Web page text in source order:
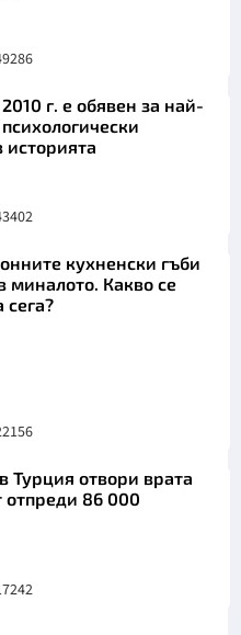
г. е обявен за най-
историята
кухненски гъби
миналото. Какво се
сега?
Турция отвори врата
отпреди 86 000